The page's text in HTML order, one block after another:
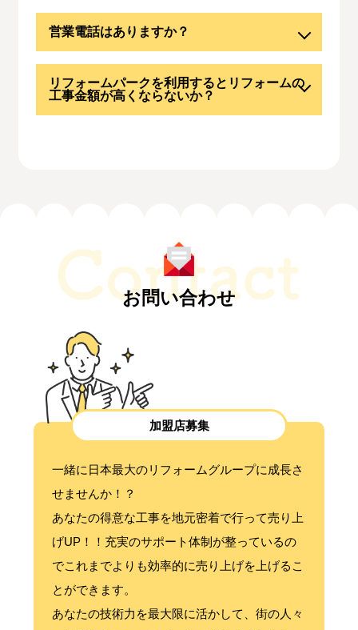
営業電話はありますか？
リフォームパークを利用するとリフォームの
工事金額が高くならないか？
お問い合わせ
加盟店募集
一緒に日本最大のリフォームグループに成長さ
せませんか！？
あなたの得意な工事を地元密着で行って売り上
げUP！！充実のサポート体制が整っているの
でこれまでよりも効率的に売り上げを上げるこ
とができます。
あなたの技術力を最大限に活かして、街の人々